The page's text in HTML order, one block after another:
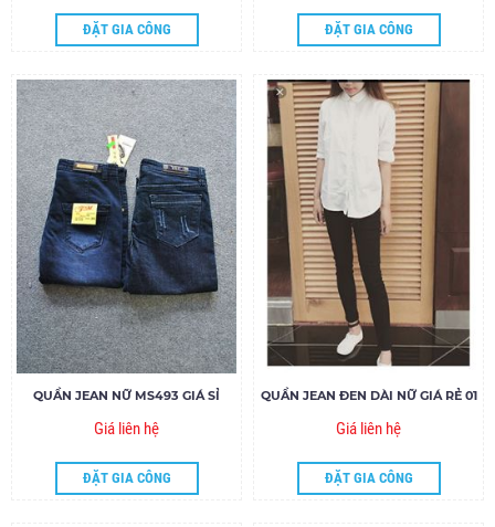
ĐẶT GIA CÔNG ĐẶT GIA CÔNG
QUẦN JEAN NỮ MS493 GIÁ SỈ
Giá liên hệ
ĐẶT GIA CÔNG
QUẦN JEAN ĐEN DÀI NỮ GIÁ RẺ 01
Giá liên hệ
ĐẶT GIA CÔNG